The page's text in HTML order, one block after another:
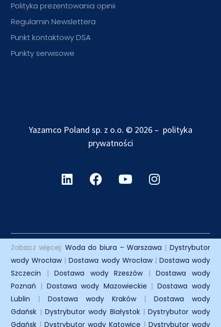
Polityka prezentowania opinii
Regulamin Newslettera
Punkt kontaktowy DSA
Punkty serwisowe
Yazamco Poland sp. z o.o. © 2026 – polityka
prywatności
Zobacz więcej: Woda do biura – Warszawa | Dystrybutor
wody Wrocław|Dostawa wody Wrocław| Dostawa wody
Szczecin |Dostawa wody Rzeszów|Dostawa wody
Poznań | Dostawa wody Mazowieckie |Dostawa wody
Lublin |Dostawa wody Kraków| Dostawa wody
Gdańsk |Dystrybutor wody Białystok|Dystrybutor wody
Gdańsk |Dystrybutor wody Katowice | Dystrybutor wody